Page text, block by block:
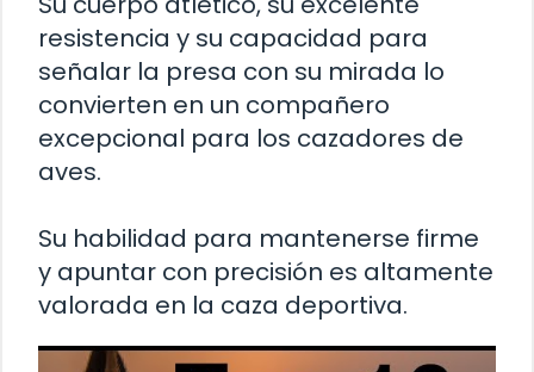
resistencia y su capacidad para
señalar la presa con su mirada lo
convierten en un compañero
excepcional para los cazadores de
aves.
Su habilidad para mantenerse firme
y apuntar con precisión es altamente
valorada en la caza deportiva.